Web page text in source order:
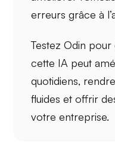
erreurs grâce à
Testez Odin
cette IA peut
quotidiens,
fluides et offrir
votre entreprise.